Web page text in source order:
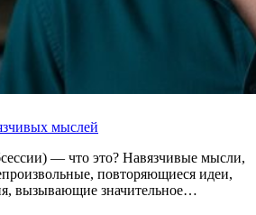
мыслей
— что это? Навязчивые мысли,
повторяющиеся идеи,
вызывающие значительное…